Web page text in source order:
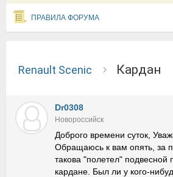
ПРАВИЛА ФОРУМА
Renault Scenic Кардан
Dr0308
Новороссийск
Доброго времени суток,
Обращаюсь к вам опять, за
такова "полетел" подвесной
кардане. Был ли у кого-